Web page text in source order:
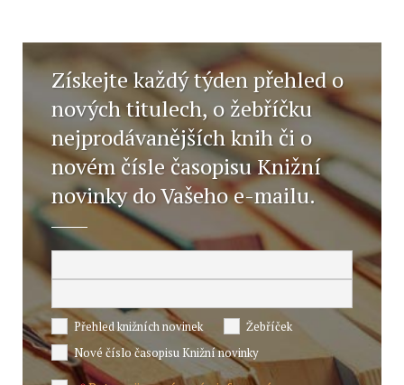
Získejte každý týden přehled o
nových titulech, o žebříčku
nejprodávanějších knih či o
novém čísle časopisu Knižní
novinky do Vašeho e-mailu.
Přehled knižních novinek
Žebříček
Nové číslo časopisu Knižní novinky